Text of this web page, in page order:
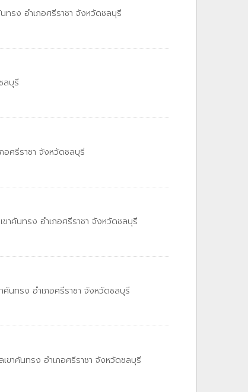
รง อำเภอศรีราชา จังหวัดชลบุรี
ลบุรี
อศรีราชา จังหวัดชลบุรี
าคันทรง อำเภอศรีราชา จังหวัดชลบุรี
นทรง อำเภอศรีราชา จังหวัดชลบุรี
ขาคันทรง อำเภอศรีราชา จังหวัดชลบุรี